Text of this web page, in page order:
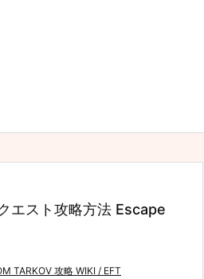
エスト攻略方法 Escape
TARKOV 攻略 WIKI / EFT